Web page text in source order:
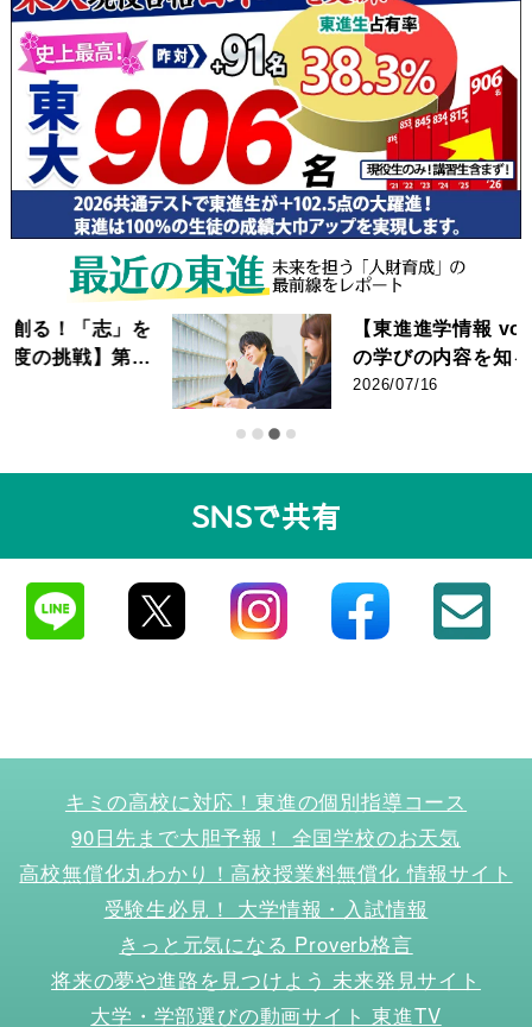
【東進進学情報 vol.525】大学で
の学びの内容を知る② ｜学問とし
てのスポーツに迫る! ｜競技力向
上・健康増進から産業・文化ま
で。早稲田大・同志社大へのイン
タビュー
2026/07/16
SNSで共有
キミの高校に対応！東進の個別指導コース
90日先まで大胆予報！ 全国学校のお天気
高校無償化丸わかり！高校授業料無償化 情報サイト
受験生必見！ 大学情報・入試情報
きっと元気になる Proverb格言
将来の夢や進路を見つけよう 未来発見サイト
大学・学部選びの動画サイト 東進TV